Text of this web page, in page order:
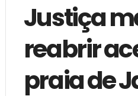
Justiça
reabrir
praia de